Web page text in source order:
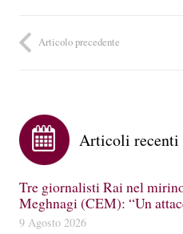
Articolo precedente
Articoli recenti
Tre giornalisti Rai nel
Meghnagi (CEM): “Un
9 Agosto 2026